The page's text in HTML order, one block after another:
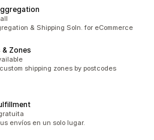
& Shipping Soln. for eCommerce
& Zones
shipping zones by postcodes
envíos en un solo lugar.